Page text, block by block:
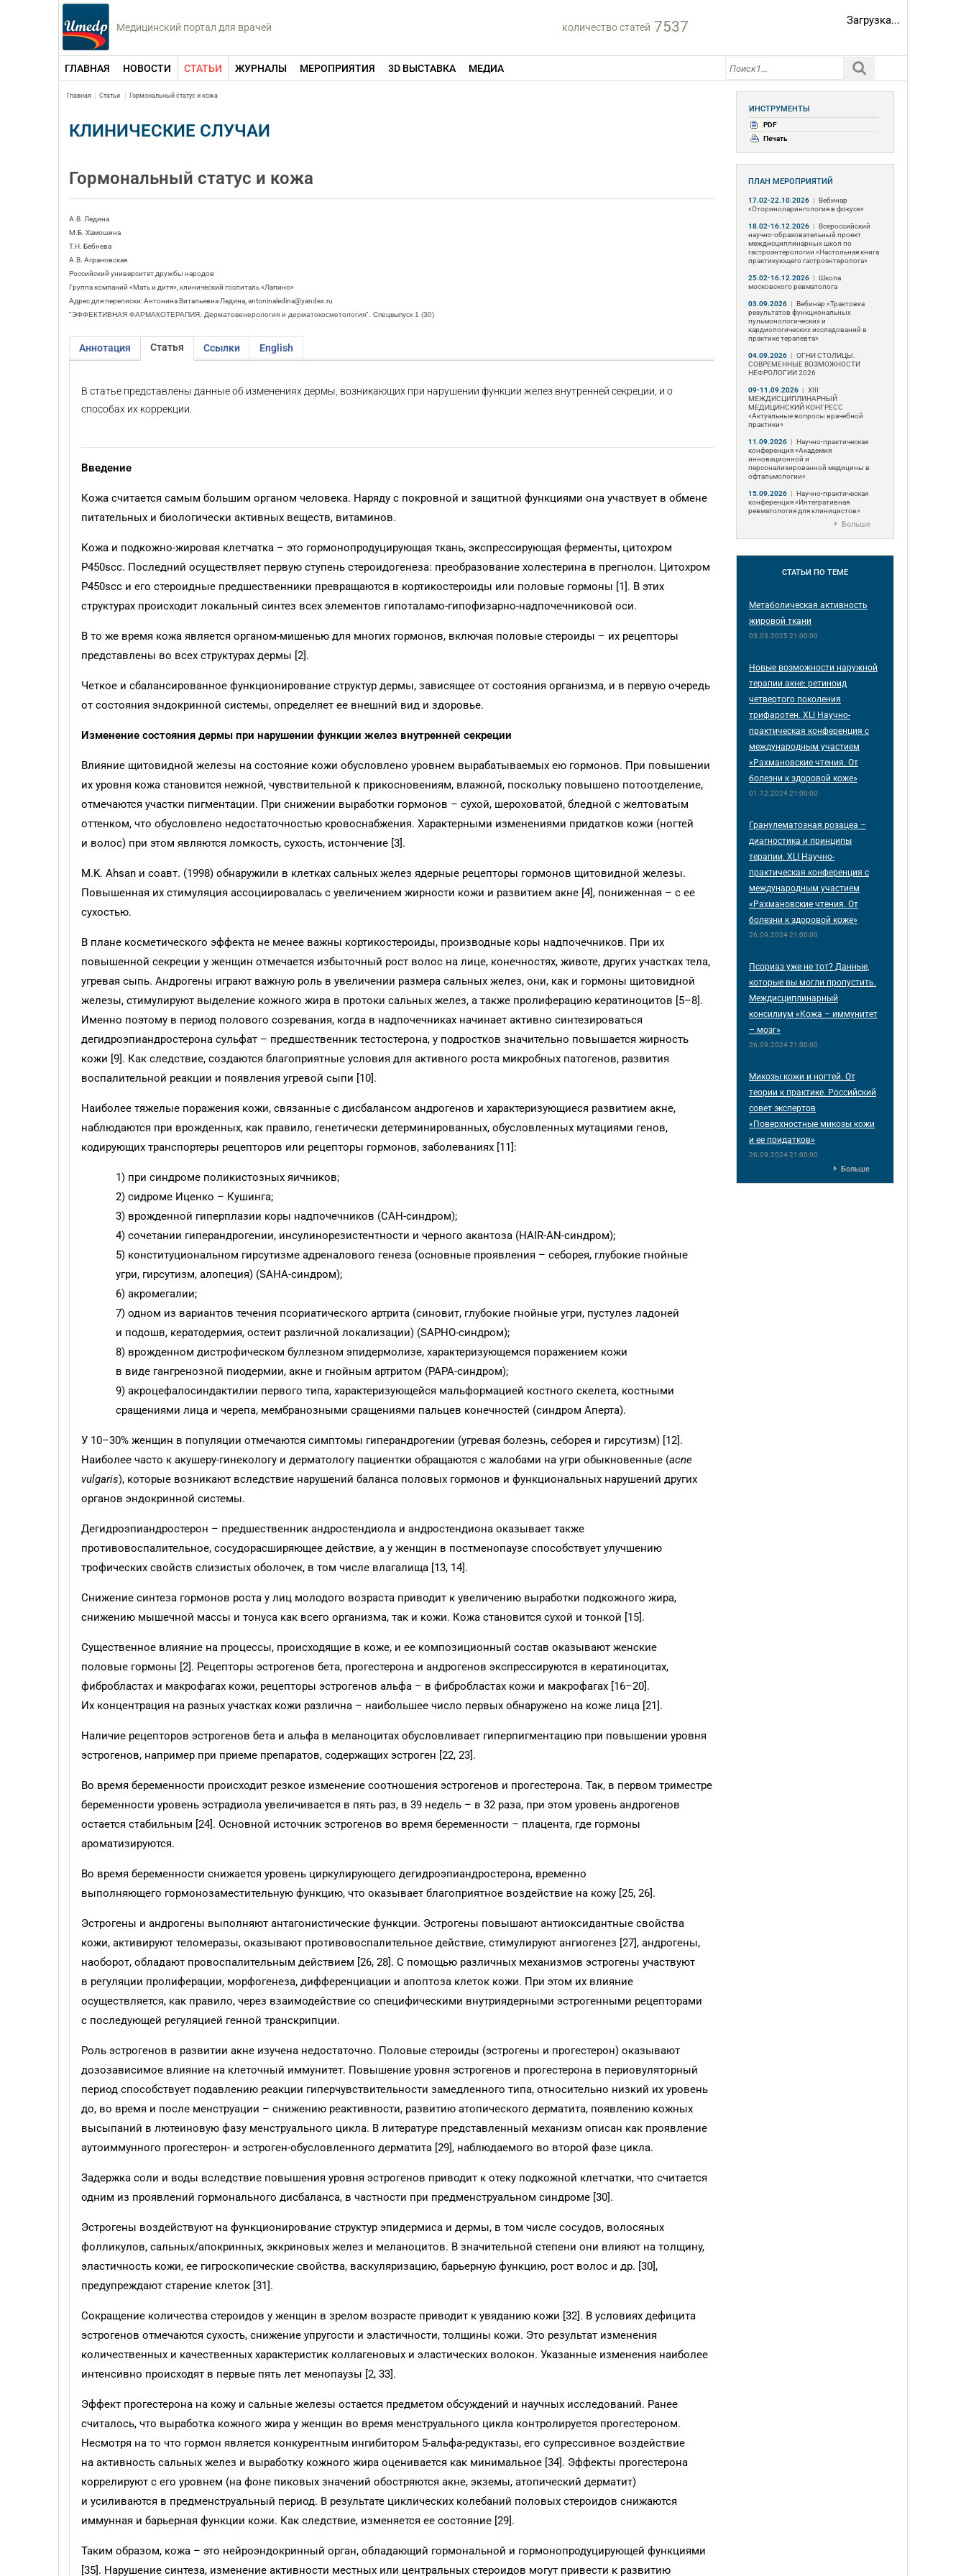
Медицинский портал для врачей количество статей 7537 Загрузка...
ГЛАВНАЯ НОВОСТИ СТАТЬИ ЖУРНАЛЫ МЕРОПРИЯТИЯ 3D ВЫСТАВКА МЕДИА
Главная Статьи Гормональный статус и кожа
КЛИНИЧЕСКИЕ СЛУЧАИ
Гормональный статус и кожа
А.В. Ледина
М.Б. Хамошина
Т.Н. Бебнева
А.В. Аграновская
Российский университет дружбы народов
Группа компаний «Мать и дитя», клинический госпиталь «Лапино»
Адрес для переписки: Антонина Витальевна Ледина, antoninaledina@yandex.ru
"ЭФФЕКТИВНАЯ ФАРМАКОТЕРАПИЯ. Дерматовенерология и дерматокосметология". Спецвыпуск 1 (30)
Аннотация Статья Ссылки English
В статье представлены данные об изменениях дермы, возникающих при нарушении функции желез внутренней секреции, и о
способах их коррекции.
Введение
Кожа считается самым большим органом человека. Наряду с покровной и защитной функциями она участвует в обмене
питательных и биологически активных веществ, витаминов.
Кожа и подкожно-жировая клетчатка – это гормонопродуцирующая ткань, экспрессирующая ферменты, цитохром
P450scc. Последний осуществляет первую ступень стероидогенеза: преобразование холестерина в прегнолон. Цитохром
P450scc и его стероидные предшественники превращаются в кортикостероиды или половые гормоны [1]. В этих
структурах происходит локальный синтез всех элементов гипоталамо-гипофизарно-надпочечниковой оси.
В то же время кожа является органом-мишенью для многих гормонов, включая половые стероиды – их рецепторы
представлены во всех структурах дермы [2].
Четкое и сбалансированное функционирование структур дермы, зависящее от состояния организма, и в первую очередь
от состояния эндокринной системы, определяет ее внешний вид и здоровье.
Изменение состояния дермы при нарушении функции желез внутренней секреции
Влияние щитовидной железы на состояние кожи обусловлено уровнем вырабатываемых ею гормонов. При повышении
их уровня кожа становится нежной, чувствительной к прикосновениям, влажной, поскольку повышено потоотделение,
отмечаются участки пигментации. При снижении выработки гормонов – сухой, шероховатой, бледной с желтоватым
оттенком, что обусловлено недостаточностью кровоснабжения. Характерными изменениями придатков кожи (ногтей
и волос) при этом являются ломкость, сухость, истончение [3].
M.K. Ahsan и соавт. (1998) обнаружили в клетках сальных желез ядерные рецепторы гормонов щитовидной железы.
Повышенная их стимуляция ассоциировалась с увеличением жирности кожи и развитием акне [4], пониженная – с ее
сухостью.
В плане косметического эффекта не менее важны кортикостероиды, производные коры надпочечников. При их
повышенной секреции у женщин отмечается избыточный рост волос на лице, конечностях, животе, других участках тела,
угревая сыпь. Андрогены играют важную роль в увеличении размера сальных желез, они, как и гормоны щитовидной
железы, стимулируют выделение кожного жира в протоки сальных желез, а также пролиферацию кератиноцитов [5–8].
Именно поэтому в период полового созревания, когда в надпочечниках начинает активно синтезироваться
дегидроэпиандростерона сульфат – предшественник тестостерона, у подростков значительно повышается жирность
кожи [9]. Как следствие, создаются благоприятные условия для активного роста микробных патогенов, развития
воспалительной реакции и появления угревой сыпи [10].
Наиболее тяжелые поражения кожи, связанные с дисбалансом андрогенов и характеризующиеся развитием акне,
наблюдаются при врожденных, как правило, генетически детерминированных, обусловленных мутациями генов,
кодирующих транспортеры рецепторов или рецепторы гормонов, заболеваниях [11]:
1) при синдроме поликистозных яичников;
2) сидроме Иценко – Кушинга;
3) врожденной гиперплазии коры надпочечников (CAH-синдром);
4) сочетании гиперандрогении, инсулинорезистентности и черного акантоза (HAIR-AN-синдром);
5) конституциональном гирсутизме адреналового генеза (основные проявления – себорея, глубокие гнойные
угри, гирсутизм, алопеция) (SAHA-синдром);
6) акромегалии;
7) одном из вариантов течения псориатического артрита (синовит, глубокие гнойные угри, пустулез ладоней
и подошв, кератодермия, остеит различной локализации) (SAPHO-синдром);
8) врожденном дистрофическом буллезном эпидермолизе, характеризующемся поражением кожи
в виде гангренозной пиодермии, акне и гнойным артритом (PAPA-синдром);
9) акроцефалосиндактилии первого типа, характеризующейся мальформацией костного скелета, костными
сращениями лица и черепа, мембранозными сращениями пальцев конечностей (синдром Аперта).
У 10–30% женщин в популяции отмечаются симптомы гиперандрогении (угревая болезнь, себорея и гирсутизм) [12].
Наиболее часто к акушеру-гинекологу и дерматологу пациентки обращаются с жалобами на угри обыкновенные (acne
vulgaris), которые возникают вследствие нарушений баланса половых гормонов и функциональных нарушений других
органов эндокринной системы.
Дегидроэпиандростерон – предшественник андростендиола и андростендиона оказывает также
противовоспалительное, сосудорасширяющее действие, а у женщин в постменопаузе способствует улучшению
трофических свойств слизистых оболочек, в том числе влагалища [13, 14].
Снижение синтеза гормонов роста у лиц молодого возраста приводит к увеличению выработки подкожного жира,
снижению мышечной массы и тонуса как всего организма, так и кожи. Кожа становится сухой и тонкой [15].
Существенное влияние на процессы, происходящие в коже, и ее композиционный состав оказывают женские
половые гормоны [2]. Рецепторы эстрогенов бета, прогестерона и андрогенов экспрессируются в кератиноцитах,
фибробластах и макрофагах кожи, рецепторы эстрогенов альфа – в фибробластах кожи и макрофагах [16–20].
Их концентрация на разных участках кожи различна – наибольшее число первых обнаружено на коже лица [21].
Наличие рецепторов эстрогенов бета и альфа в меланоцитах обусловливает гиперпигментацию при повышении уровня
эстрогенов, например при приеме препаратов, содержащих эстроген [22, 23].
Во время беременности происходит резкое изменение соотношения эстрогенов и прогестерона. Так, в первом триместре
беременности уровень эстрадиола увеличивается в пять раз, в 39 недель – в 32 раза, при этом уровень андрогенов
остается стабильным [24]. Основной источник эстрогенов во время беременности – плацента, где гормоны
ароматизируются.
Во время беременности снижается уровень циркулирующего дегидроэпиандростерона, временно
выполняющего гормонозаместительную функцию, что оказывает благоприятное воздействие на кожу [25, 26].
Эстрогены и андрогены выполняют антагонистические функции. Эстрогены повышают антиоксидантные свойства
кожи, активируют теломеразы, оказывают противовоспалительное действие, стимулируют ангиогенез [27], андрогены,
наоборот, обладают провоспалительным действием [26, 28]. С помощью различных механизмов эстрогены участвуют
в регуляции пролиферации, морфогенеза, дифференциации и апоптоза клеток кожи. При этом их влияние
осуществляется, как правило, через взаимодействие со специфическими внутриядерными эстрогенными рецепторами
с последующей регуляцией генной транскрипции.
Роль эстрогенов в развитии акне изучена недостаточно. Половые стероиды (эстрогены и прогестерон) оказывают
дозозависимое влияние на клеточный иммунитет. Повышение уровня эстрогенов и прогестерона в периовуляторный
период способствует подавлению реакции гиперчувствительности замедленного типа, относительно низкий их уровень
до, во время и после менструации – снижению реактивности, развитию атопического дерматита, появлению кожных
высыпаний в лютеиновую фазу менструального цикла. В литературе представленный механизм описан как проявление
аутоиммунного прогестерон- и эстроген-обусловленного дерматита [29], наблюдаемого во второй фазе цикла.
Задержка соли и воды вследствие повышения уровня эстрогенов приводит к отеку подкожной клетчатки, что считается
одним из проявлений гормонального дисбаланса, в частности при предменструальном синдроме [30].
Эстрогены воздействуют на функционирование структур эпидермиса и дермы, в том числе сосудов, волосяных
фолликулов, сальных/апокринных, эккриновых желез и меланоцитов. В значительной степени они влияют на толщину,
эластичность кожи, ее гигроскопические свойства, васкуляризацию, барьерную функцию, рост волос и др. [30],
предупреждают старение клеток [31].
Сокращение количества стероидов у женщин в зрелом возрасте приводит к увяданию кожи [32]. В условиях дефицита
эстрогенов отмечаются сухость, снижение упругости и эластичности, толщины кожи. Это результат изменения
количественных и качественных характеристик коллагеновых и эластических волокон. Указанные изменения наиболее
интенсивно происходят в первые пять лет менопаузы [2, 33].
Эффект прогестерона на кожу и сальные железы остается предметом обсуждений и научных исследований. Ранее
считалось, что выработка кожного жира у женщин во время менструального цикла контролируется прогестероном.
Несмотря на то что гормон является конкурентным ингибитором 5-альфа-редуктазы, его супрессивное воздействие
на активность сальных желез и выработку кожного жира оценивается как минимальное [34]. Эффекты прогестерона
коррелируют с его уровнем (на фоне пиковых значений обостряются акне, экземы, атопический дерматит)
и усиливаются в предменструальный период. В результате циклических колебаний половых стероидов снижаются
иммунная и барьерная функции кожи. Как следствие, изменяется ее состояние [29].
Таким образом, кожа – это нейроэндокринный орган, обладающий гормональной и гормонопродуцирующей функциями
[35]. Нарушение синтеза, изменение активности местных или центральных стероидов могут привести к развитию
ИНСТРУМЕНТЫ
PDF
Печать
ПЛАН МЕРОПРИЯТИЙ
17.02-22.10.2026 | Вебинар
«Оториноларингология в фокусе»
18.02-16.12.2026 | Всероссийский
научно-образовательный проект
междисциплинарных школ по
гастроэнтерологии «Настольная книга
практикующего гастроэнтеролога»
25.02-16.12.2026 | Школа
московского ревматолога
03.09.2026 | Вебинар «Трактовка
результатов функциональных
пульмонологических и
кардиологических исследований в
практике терапевта»
04.09.2026 | ОГНИ СТОЛИЦЫ.
СОВРЕМЕННЫЕ ВОЗМОЖНОСТИ
НЕФРОЛОГИИ 2026
09-11.09.2026 | ХIII
МЕЖДИСЦИПЛИНАРНЫЙ
МЕДИЦИНСКИЙ КОНГРЕСС
«Актуальные вопросы врачебной
практики»
11.09.2026 | Научно-практическая
конференция «Академия
инновационной и
персонализированной медицины в
офтальмологии»
15.09.2026 | Научно-практическая
конференция «Интегративная
ревматология для клиницистов»
Больше
СТАТЬИ ПО ТЕМЕ
Метаболическая активность
жировой ткани
03.03.2025 21:00:00
Новые возможности наружной
терапии акне: ретиноид
четвертого поколения
трифаротен. XLI Научно-
практическая конференция с
международным участием
«Рахмановские чтения. От
болезни к здоровой коже»
01.12.2024 21:00:00
Гранулематозная розацеа –
диагностика и принципы
терапии. XLI Научно-
практическая конференция с
международным участием
«Рахмановские чтения. От
болезни к здоровой коже»
26.09.2024 21:00:00
Псориаз уже не тот? Данные,
которые вы могли пропустить.
Междисциплинарный
консилиум «Кожа – иммунитет
– мозг»
26.09.2024 21:00:00
Микозы кожи и ногтей. От
теории к практике. Российский
совет экспертов
«Поверхностные микозы кожи
и ее придатков»
26.09.2024 21:00:00
Больше